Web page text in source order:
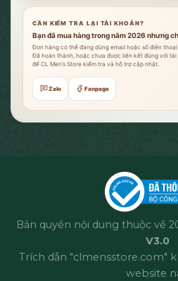
CẦN KIỂM TRA LẠI TÀI KHOẢN?
Bạn đã mua hàng trong năm 2026 nhưng
Đơn hàng có thể đang dùng email hoặc số điện
Đã hoàn thành, hoặc chưa được liên kết đúng với
để CL Men’s Store kiểm tra và hỗ trợ cập nhật.
Zalo Fanpage
Bản quyền nội dung thuộc về
V3.0
Trích dẫn "clmensstore.com"
website